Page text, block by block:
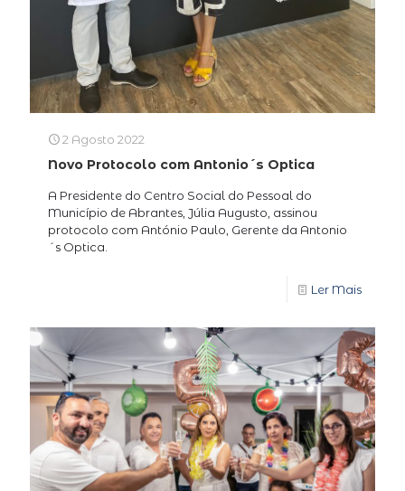
2 Agosto 2022
Novo Protocolo com Antonio´s Optica
A Presidente do Centro Social do Pessoal do
Município de Abrantes, Júlia Augusto, assinou
protocolo com António Paulo, Gerente da Antonio
´s Optica.
Ler Mais